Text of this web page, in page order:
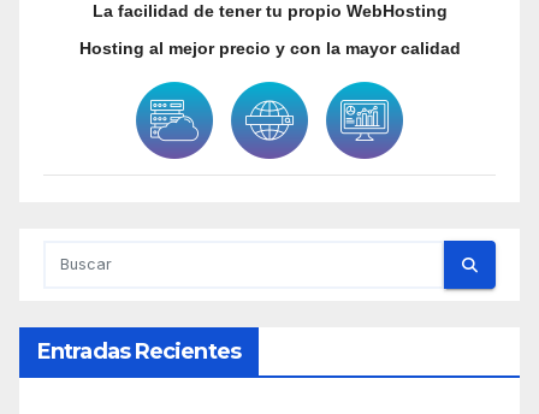
La facilidad de tener tu propio WebHosting
Hosting al mejor precio y con la mayor calidad
Entradas Recientes